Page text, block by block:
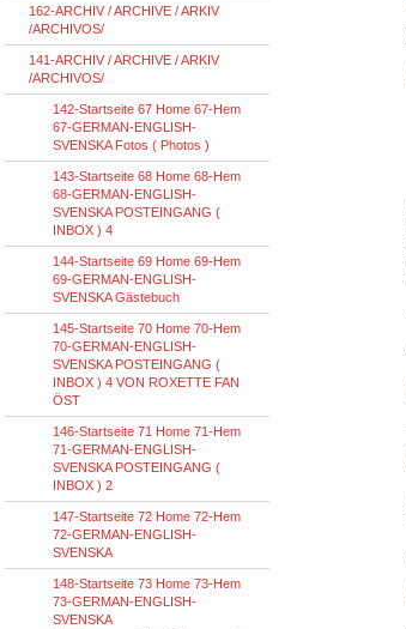
162-ARCHIV / ARCHIVE / ARKIV
/ARCHIVOS/
141-ARCHIV / ARCHIVE / ARKIV
/ARCHIVOS/
142-Startseite 67 Home 67-Hem
67-GERMAN-ENGLISH-
SVENSKA Fotos ( Photos )
143-Startseite 68 Home 68-Hem
68-GERMAN-ENGLISH-
SVENSKA POSTEINGANG (
INBOX ) 4
144-Startseite 69 Home 69-Hem
69-GERMAN-ENGLISH-
SVENSKA Gästebuch
145-Startseite 70 Home 70-Hem
70-GERMAN-ENGLISH-
SVENSKA POSTEINGANG (
INBOX ) 4 VON ROXETTE FAN
ÖST
146-Startseite 71 Home 71-Hem
71-GERMAN-ENGLISH-
SVENSKA POSTEINGANG (
INBOX ) 2
147-Startseite 72 Home 72-Hem
72-GERMAN-ENGLISH-
SVENSKA
148-Startseite 73 Home 73-Hem
73-GERMAN-ENGLISH-
SVENSKA